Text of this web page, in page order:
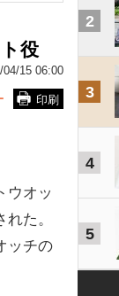
役
04/15 06:00
印刷
ウオッ
た。
ッチの
2
3
4
5